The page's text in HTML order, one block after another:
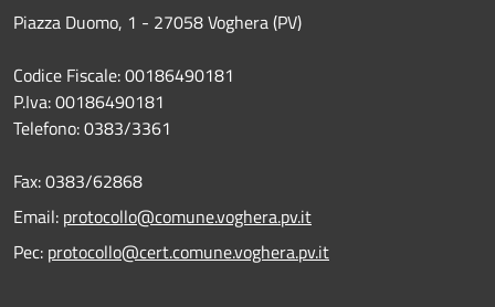
Piazza Duomo, 1 - 27058 Voghera (PV)
Codice Fiscale: 00186490181
P.Iva: 00186490181
Telefono:0383/3361
Fax:0383/62868
Email: protocollo@comune.voghera.pv.it
Pec: protocollo@cert.comune.voghera.pv.it